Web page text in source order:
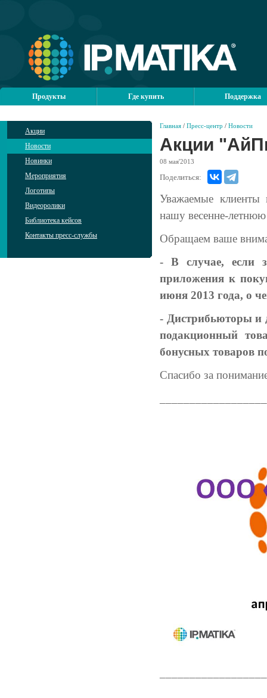
Продукты Где купить Поддержка
Акции
Новости
Новинки
Мероприятия
Логотипы
Видеоролики
Библиотека кейсов
Контакты пресс-службы
Главная / Пресс-центр / Новости
Акции
08 мая'2013
Поделиться:
Уважаемые
нашу весенне-
Обращаем ваше
- В случае, если
приложения к
июня 2013 года, о
- Дистрибьюторы
подакционный
бонусных товаров
Спасибо за